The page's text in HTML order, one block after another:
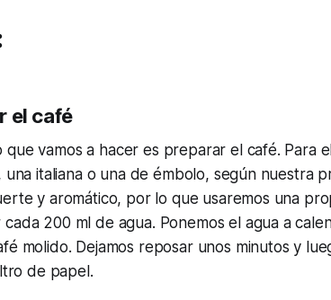
el café
que vamos a hacer es preparar el café. Para
una italiana o una de émbolo, según nuestra
y aromático, por lo que usaremos una
200 ml de agua. Ponemos el agua a
molido. Dejamos reposar unos minutos y
de papel.